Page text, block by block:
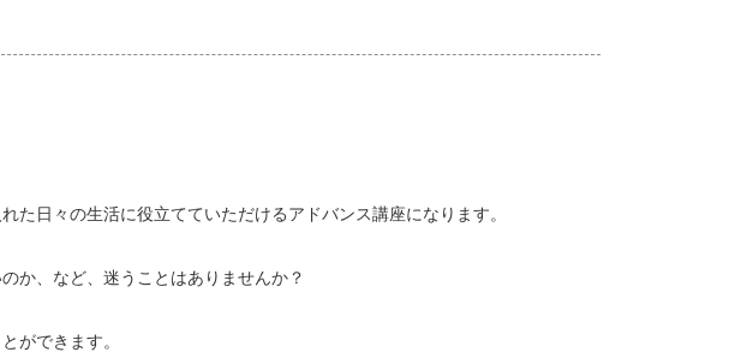
日々の生活に役立てていただけるアドバンス講座になります。
か、など、迷うことはありませんか？
ができます。